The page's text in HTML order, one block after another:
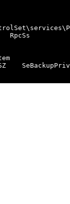
RpcSs